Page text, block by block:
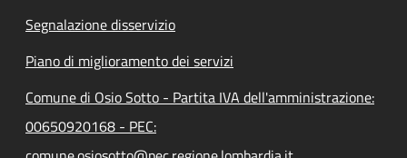
Segnalazione disservizio
Piano di miglioramento dei servizi
Comune di Osio Sotto - Partita IVA dell'amministrazione:
00650920168 - PEC: